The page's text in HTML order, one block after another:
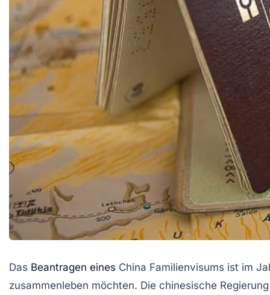
Das Beantragen eines China Familienvisums ist im
zusammenleben möchten. Die chinesische